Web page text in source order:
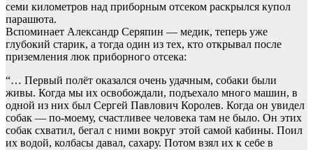
семи километров над приборным отсеком раскрылся купол
парашюта.
Вспоминает Александр Серяпин — медик, теперь уже
глубокий старик, а тогда один из тех, кто открывал после
приземления люк приборного отсека:
“… Первый полёт оказался очень удачным, собаки были
живы. Когда мы их освобождали, подъехало много машин, в
одной из них был Сергей Павлович Королев. Когда он увидел
собак — по-моему, счастливее человека там не было. Он этих
собак схватил, бегал с ними вокруг этой самой кабины. Поил
их водой, колбасы давал, сахару. Потом взял их к себе в